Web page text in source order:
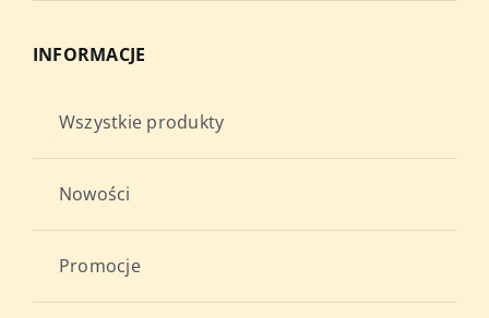
INFORMACJE
Wszystkie produkty
Nowości
Promocje